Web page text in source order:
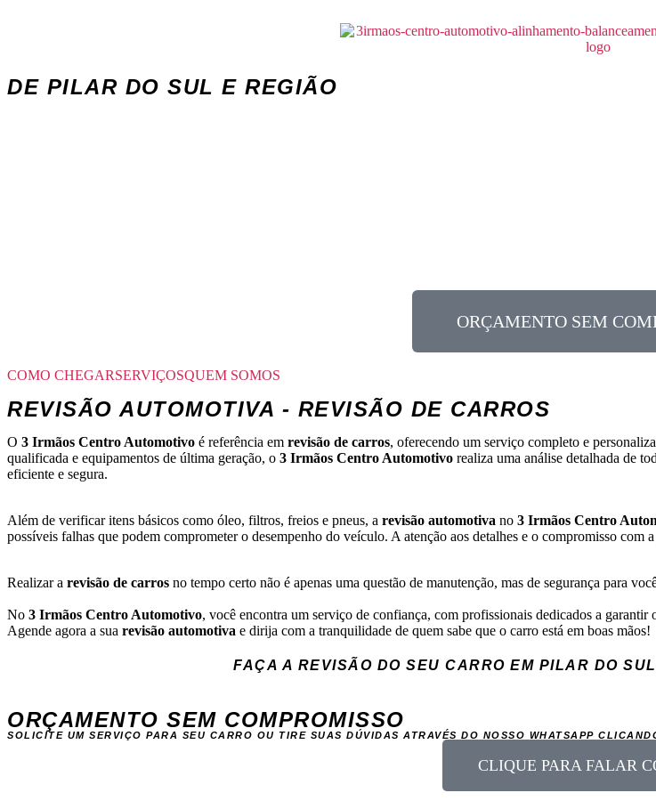
DE PILAR DO SUL E REGIÃO
ORÇAMENTO SEM
COMO CHEGARSERVIÇOSQUEM SOMOS
REVISÃO AUTOMOTIVA - REVISÃO DE CARROS
O 3 Irmãos Centro Automotivo é referência em revisão de carros, oferecendo um serviço completo e
qualificada e equipamentos de última geração, o 3 Irmãos Centro Automotivo realiza uma análise detalhada de
eficiente e segura.
Além de verificar itens básicos como óleo, filtros, freios e pneus, a revisão automotiva no 3 Irmãos Centro
possíveis falhas que podem comprometer o desempenho do veículo. A atenção aos detalhes e o compromisso
Realizar a revisão de carros no tempo certo não é apenas uma questão de manutenção, mas de segurança para
No 3 Irmãos Centro Automotivo, você encontra um serviço de confiança, com profissionais dedicados a garantir
Agende agora a sua revisão automotiva e dirija com a tranquilidade de quem sabe que o carro está em boas mãos!
FAÇA A REVISÃO DO SEU CARRO EM PILAR DO
ORÇAMENTO SEM COMPROMISSO
SOLICITE UM SERVIÇO PARA SEU CARRO OU TIRE SUAS DÚVIDAS ATRAVÉS DO NOSSO WHATSAPP
CLIQUE PARA FALAR